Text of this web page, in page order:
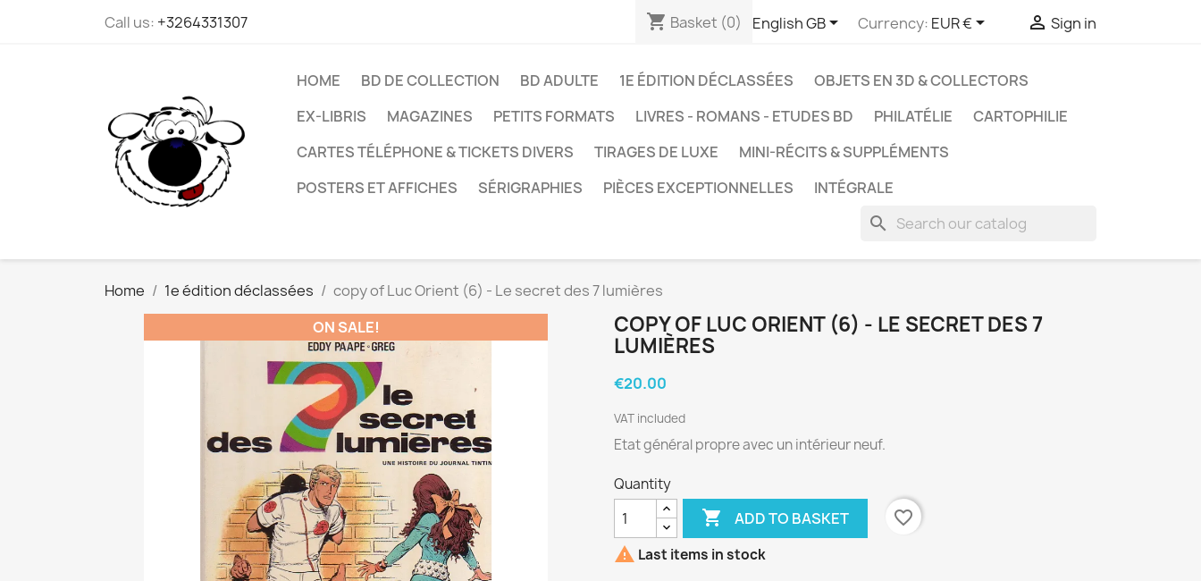
Call us: +3264331307 shopping_cart Basket (0) English GB Currency: EUR €  Sign in
HOME BD DE COLLECTION BD ADULTE 1E ÉDITION DÉCLASSÉES
OBJETS EN 3D & COLLECTORS
EX-LIBRIS
MAGAZINES PETITS FORMATS LIVRES - ROMANS - ETUDES BD PHILATÉLIE
CARTOPHILIE
CARTES TÉLÉPHONE & TICKETS DIVERS
TIRAGES DE LUXE
MINI-RÉCITS & SUPPLÉMENTS
POSTERS ET AFFICHES
SÉRIGRAPHIES PIÈCES EXCEPTIONNELLES INTÉGRALE
search
Home 1e édition déclassées
copy of Luc Orient (6) - Le secret des 7 lumières
ON SALE!
COPY OF LUC ORIENT (6) - LE SECRET DES 7
LUMIÈRES
€20.00
VAT included
Etat général propre avec un intérieur neuf.
Quantity
 ADD TO BASKET
favorite_border
 Last items in stock